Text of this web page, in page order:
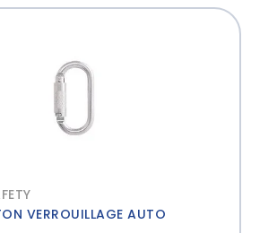
VERROUILLAGE AUTO